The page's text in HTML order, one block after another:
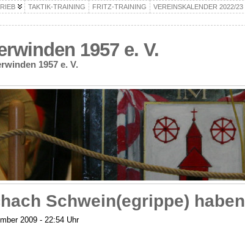
TAKTIK-TRAINING FRITZ-TRAINING VEREINSKALENDER 2022/23
1957 e. V.
1957 e. V.
Schwein(egrippe) haben
2009 - 22:54 Uhr